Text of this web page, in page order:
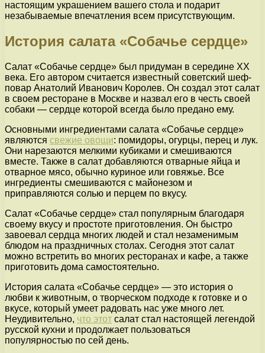
настоящим украшением вашего стола и подарит
незабываемые впечатления всем присутствующим.
История салата «Собачье сердце»
Салат «Собачье сердце» был придуман в середине XX
века. Его автором считается известный советский шеф-
повар Анатолий Иванович Королев. Он создал этот салат
в своем ресторане в Москве и назвал его в честь своей
собаки — сердце которой всегда было предано ему.
Основными ингредиентами салата «Собачье сердце»
являются свежие овощи: помидоры, огурцы, перец и лук.
Они нарезаются мелкими кубиками и смешиваются
вместе. Также в салат добавляются отварные яйца и
отварное мясо, обычно куриное или говяжье. Все
ингредиенты смешиваются с майонезом и
приправляются солью и перцем по вкусу.
Салат «Собачье сердце» стал популярным благодаря
своему вкусу и простоте приготовления. Он быстро
завоевал сердца многих людей и стал незаменимым
блюдом на праздничных столах. Сегодня этот салат
можно встретить во многих ресторанах и кафе, а также
приготовить дома самостоятельно.
История салата «Собачье сердце» — это история о
любви к животным, о творческом подходе к готовке и о
вкусе, который умеет радовать нас уже много лет.
Неудивительно, что этот салат стал настоящей легендой
русской кухни и продолжает пользоваться
популярностью по сей день.